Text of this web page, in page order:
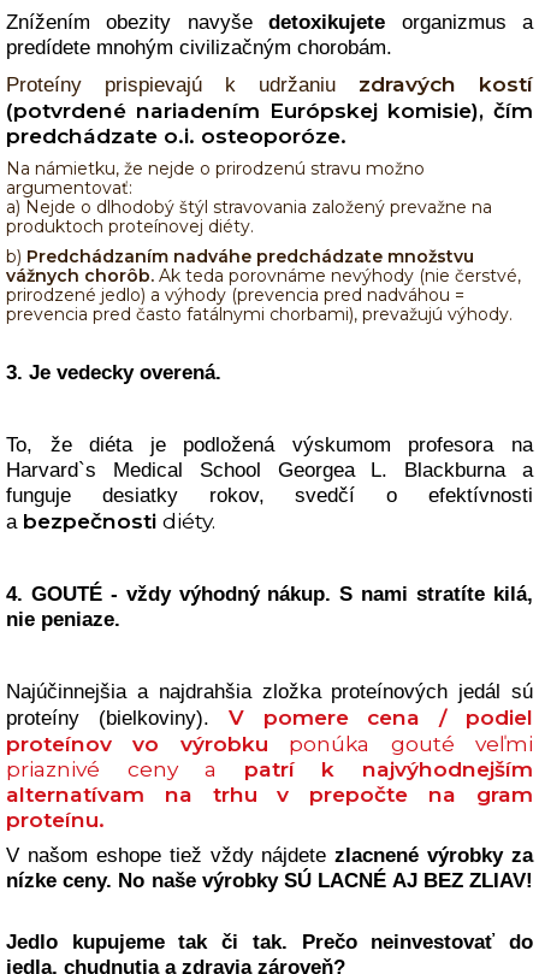
Znížením obezity navyšedetoxikujete organizmus a
predídete mnohým civilizačným chorobám.
Proteíny prispievajú k udržaniu zdravých kostí
(potvrdené nariadením Európskej komisie), čím
predchádzate o.i. osteoporóze.
Na námietku, že nejde o prirodzenú stravu možno
argumentovať:
a) Nejde o dlhodobý štýl stravovania založený prevažne na
produktoch proteínovej diéty.
b) Predchádzaním nadváhe predchádzate množstvu
vážnych chorôb. Ak teda porovnáme nevýhody (nie čerstvé,
prirodzené jedlo) a výhody (prevencia pred nadváhou =
prevencia pred často fatálnymi chorbami), prevažujú výhody.
3. Je vedecky overená.
To, že diéta je podložená výskumom profesora na
Harvard`s Medical School Georgea L. Blackburna a
funguje desiatky rokov, svedčí o efektívnosti
a bezpečnosti diéty.
4. GOUTÉ - vždy výhodný nákup. S nami stratíte kilá,
nie peniaze.
Najúčinnejšia a najdrahšia zložka proteínových jedál sú
proteíny (bielkoviny). V pomere cena / podiel
proteínov vo výrobku ponúka gouté veľmi
priaznivé ceny a patrí k najvýhodnejším
alternatívam na trhu v prepočte na gram
proteínu.
V našom eshope tiež vždy nájdete zlacnené výrobky za
nízke ceny. No naše výrobky SÚ LACNÉ AJ BEZ ZLIAV!
Jedlo kupujeme tak či tak. Prečo neinvestovať do
jedla, chudnutia a zdravia zároveň?